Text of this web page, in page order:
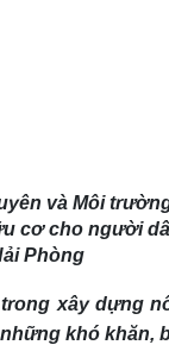
và Môi
cơcho người
Phòng
xây dựng
khó khăn,